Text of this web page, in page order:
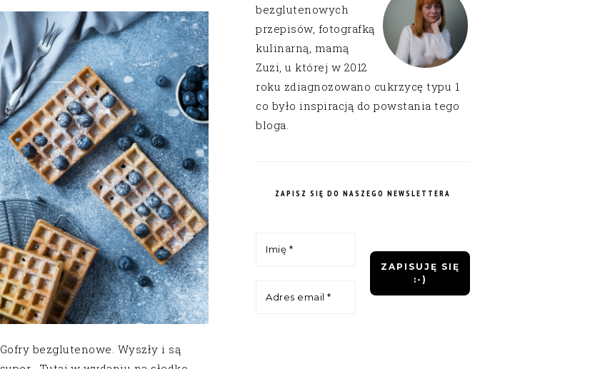
Gofry bezglutenowe. Wyszły i są
bezglutenowych
przepisów, fotografką
kulinarną, mamą
Zuzi, u której w 2012
roku zdiagnozowano cukrzycę typu 1
co było inspiracją do powstania tego
bloga.
ZAPISZ SIĘ DO NASZEGO NEWSLETTERA